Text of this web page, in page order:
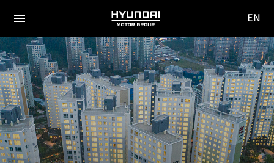
전체
메뉴
HYUNDAI
MOTOR
GROUP
사이
이동
EN